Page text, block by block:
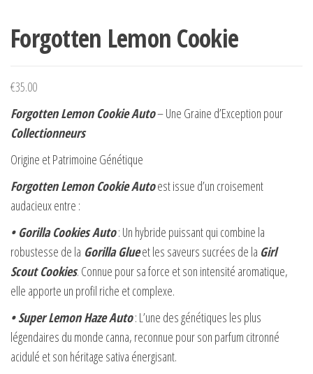
Forgotten Lemon Cookie
€35.00
Forgotten Lemon Cookie Auto– Une Graine d’Exception pour
Collectionneurs
Origine et Patrimoine Génétique
Forgotten Lemon Cookie Autoest issue d’un croisement
audacieux entre :
• Gorilla Cookies Auto: Un hybride puissant qui combine la
robustesse de la Gorilla Glueet les saveurs sucrées de la Girl
Scout Cookies. Connue pour sa force et son intensité aromatique,
elle apporte un profil riche et complexe.
• Super Lemon Haze Auto: L’une des génétiques les plus
légendaires du monde canna, reconnue pour son parfum citronné
acidulé et son héritage sativa énergisant.